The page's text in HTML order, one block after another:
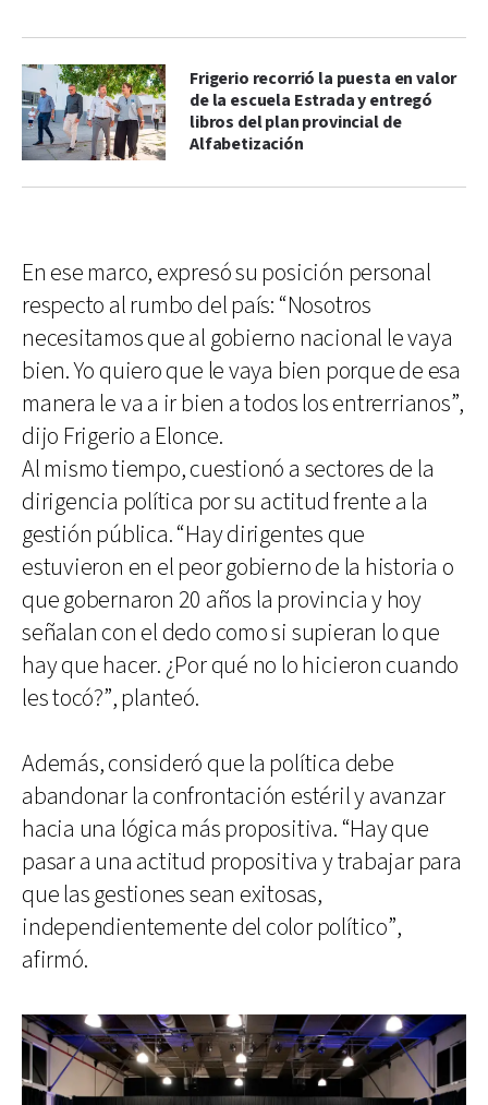
Frigerio recorrió la puesta en valor
de la escuela Estrada y entregó
libros del plan provincial de
Alfabetización
En ese marco, expresó su posición personal
respecto al rumbo del país: “Nosotros
necesitamos que al gobierno nacional le vaya
bien. Yo quiero que le vaya bien porque de esa
manera le va a ir bien a todos los entrerrianos”,
dijo Frigerio a Elonce.
Al mismo tiempo, cuestionó a sectores de la
dirigencia política por su actitud frente a la
gestión pública. “Hay dirigentes que
estuvieron en el peor gobierno de la historia o
que gobernaron 20 años la provincia y hoy
señalan con el dedo como si supieran lo que
hay que hacer. ¿Por qué no lo hicieron cuando
les tocó?”, planteó.
Además, consideró que la política debe
abandonar la confrontación estéril y avanzar
hacia una lógica más propositiva. “Hay que
pasar a una actitud propositiva y trabajar para
que las gestiones sean exitosas,
independientemente del color político”,
afirmó.